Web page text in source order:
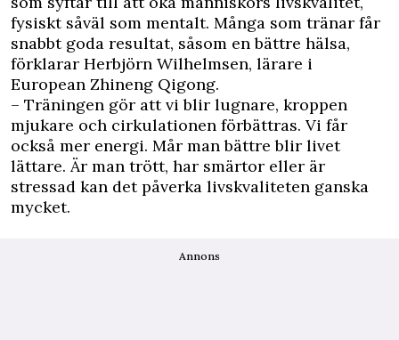
fysiskt såväl som mentalt. Många som tränar får
snabbt goda resultat, såsom en bättre hälsa,
förklarar Herbjörn Wilhelmsen, lärare i
European Zhineng Qigong.
– Träningen gör att vi blir lugnare, kroppen
mjukare och cirkulationen förbättras. Vi får
också mer energi. Mår man bättre blir livet
lättare. Är man trött, har smärtor eller är
stressad kan det påverka livskvaliteten ganska
mycket.
Annons